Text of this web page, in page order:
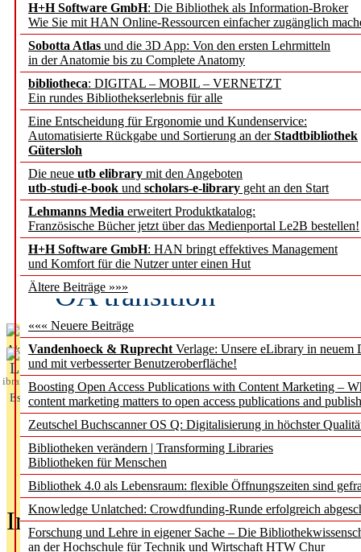
H+H Software GmbH: Die Bibliothek als Information-Broker
Wie Sie mit HAN Online-Ressourcen einfacher zugänglich
Sobotta Atlas und die 3D App: Von den ersten Lehrmitteln
in der Anatomie bis zu Complete Anatomy
bibliotheca: DIGITAL – MOBIL – VERNETZT
Ein rundes Bibliothekserlebnis für alle
Eine Entscheidung für Ergonomie und Kundenservice:
Automatisierte Rückgabe und Sortierung an derStadtbibliothek
Gütersloh
Die neue utb elibrary mit den Angeboten
utb-studi-e-book und scholars-e-library geht an den Start
Lehmanns Media erweitert Produktkatalog:
Französische Bücher jetzt über das Medienportal Le2B bestellen!
H+H Software GmbH: HAN bringt effektives Management
und Komfort für die Nutzer unter einen Hut
Ältere Beiträge »»»
««« Neuere Beiträge
Vandenhoeck & Ruprecht Verlage: Unsere eLibrary in neuem
und mit verbesserter Benutzeroberfläche!
Boosting Open Access Publications with Content Marketing –
content marketing matters to open access publications and
Zeutschel Buchscanner OS Q: Digitalisierung in höchster
Bibliotheken verändern | Transforming Libraries
Bibliotheken für Menschen
Bibliothek 4.0 als Lebensraum: flexible Öffnungszeiten sind
Knowledge Unlatched: Crowdfunding-Runde erfolgreich
Forschung und Lehre in eigener Sache – Die
an der Hochschule für Technik und Wirtschaft HTW Chur
jedem Experiment
DFG setzt Förderung
FAIRmat fort
Bayerns digitale
Schulwandbilder aus
Fifth Open Access
transformative
OA transition
Aktuelles aus
L
ibrary
Essentials
In der Ausgabe05/2026(Juni/Juli